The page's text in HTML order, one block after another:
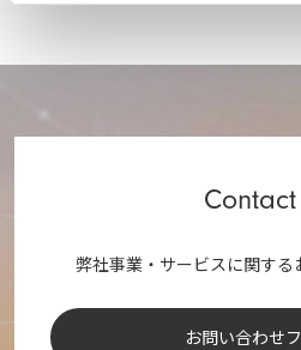
Contact
弊社事業・サービスに関する
お問い合わせ